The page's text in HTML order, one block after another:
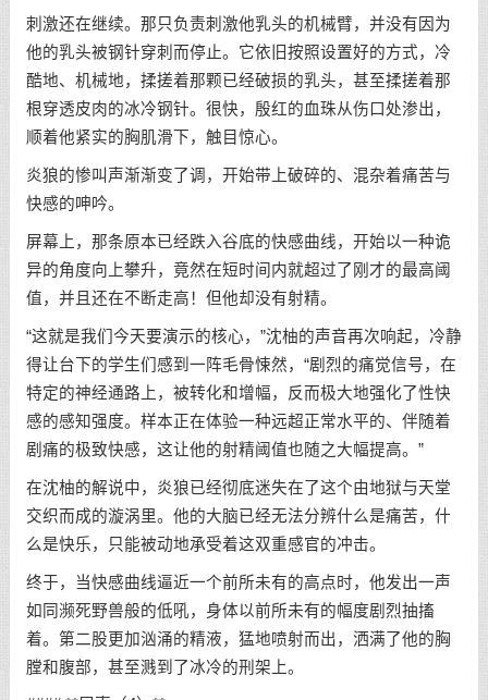
刺激还在继续。那只负责刺激他乳头的机械臂，并没有因为
他的乳头被钢针穿刺而停止。它依旧按照设置好的方式，冷
酷地、机械地，揉搓着那颗已经破损的乳头，甚至揉搓着那
根穿透皮肉的冰冷钢针。很快，殷红的血珠从伤口处渗出，
顺着他紧实的胸肌滑下，触目惊心。
炎狼的惨叫声渐渐变了调，开始带上破碎的、混杂着痛苦与
快感的呻吟。
屏幕上，那条原本已经跌入谷底的快感曲线，开始以一种诡
异的角度向上攀升，竟然在短时间内就超过了刚才的最高阈
值，并且还在不断走高！但他却没有射精。
“这就是我们今天要演示的核心，”沈柚的声音再次响起，冷静
得让台下的学生们感到一阵毛骨悚然，“剧烈的痛觉信号，在
特定的神经通路上，被转化和增幅，反而极大地强化了性快
感的感知强度。样本正在体验一种远超正常水平的、伴随着
剧痛的极致快感，这让他的射精阈值也随之大幅提高。”
在沈柚的解说中，炎狼已经彻底迷失在了这个由地狱与天堂
交织而成的漩涡里。他的大脑已经无法分辨什么是痛苦，什
么是快乐，只能被动地承受着这双重感官的冲击。
终于，当快感曲线逼近一个前所未有的高点时，他发出一声
如同濒死野兽般的低吼，身体以前所未有的幅度剧烈抽搐
着。第二股更加汹涌的精液，猛地喷射而出，洒满了他的胸
膛和腹部，甚至溅到了冰冷的刑架上。